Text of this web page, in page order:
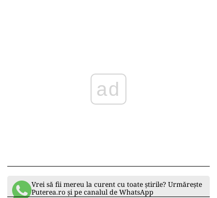
ad
Vrei să fii mereu la curent cu toate știrile? Urmărește
Puterea.ro și pe canalul de WhatsApp